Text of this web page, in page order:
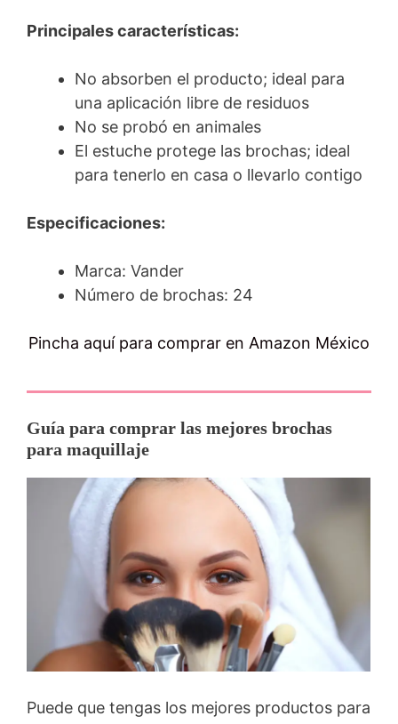
Principales características:
No absorben el producto; ideal para
una aplicación libre de residuos
No se probó en animales
El estuche protege las brochas; ideal
para tenerlo en casa o llevarlo contigo
Especificaciones:
Marca: Vander
Número de brochas: 24
Pincha aquí para comprar en Amazon México
Guía para comprar las mejores brochas
para maquillaje
Puede que tengas los mejores productos para